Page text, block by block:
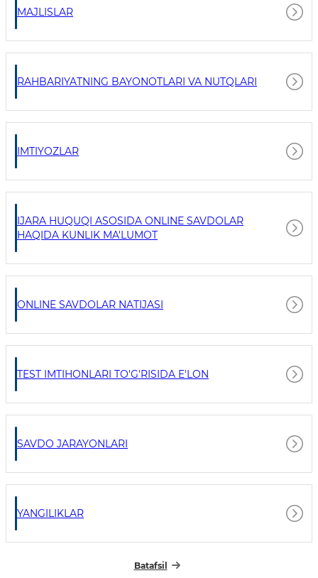
MAJLISLAR
RAHBARIYATNING BAYONOTLARI VA NUTQLARI
IMTIYOZLAR
IJARA HUQUQI ASOSIDA ONLINE SAVDOLAR
HAQIDA KUNLIK MA'LUMOT
ONLINE SAVDOLAR NATIJASI
TEST IMTIHONLARI TO'G'RISIDA E'LON
SAVDO JARAYONLARI
YANGILIKLAR
Batafsil